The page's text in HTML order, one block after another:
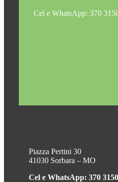
Cel e WhatsApp: 370
Piazza Pertini 30
41030 Sorbara – MO
Cel e WhatsApp: 370